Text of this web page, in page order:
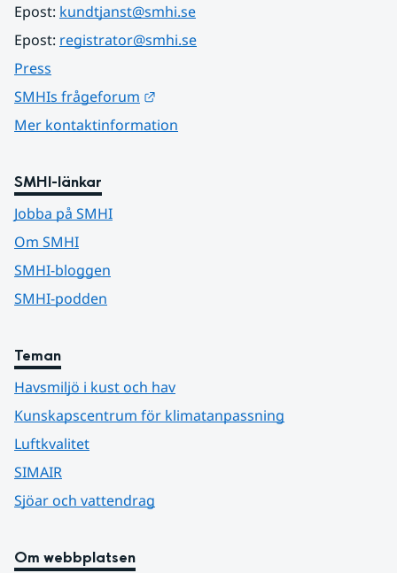
Epost: kundtjanst@smhi.se
Epost: registrator@smhi.se
Press
SMHIs frågeforum
Mer kontaktinformation
SMHI-länkar
Jobba på SMHI
Om SMHI
SMHI-bloggen
SMHI-podden
Teman
Havsmiljö i kust och hav
Kunskapscentrum för klimatanpassning
Luftkvalitet
SIMAIR
Sjöar och vattendrag
Om webbplatsen